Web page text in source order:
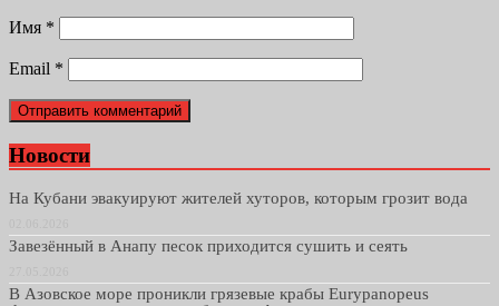
Имя *
Email *
Новости
На Кубани эвакуируют жителей хуторов, которым грозит вода
Завезённый в Анапу песок приходится сушить и сеять
В Азовское море проникли грязевые крабы Eurypanopeus